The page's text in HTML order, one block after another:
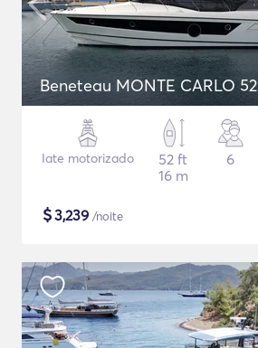
Beneteau MONTE CARLO 52
Iate motorizado
52 ft
16 m
6
$3,239 /noite